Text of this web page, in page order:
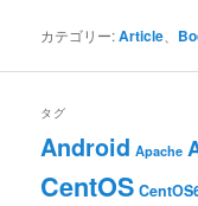
カテゴリー:Article
タグ
Android Apache
CentOS